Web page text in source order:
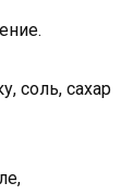
соль, сахар